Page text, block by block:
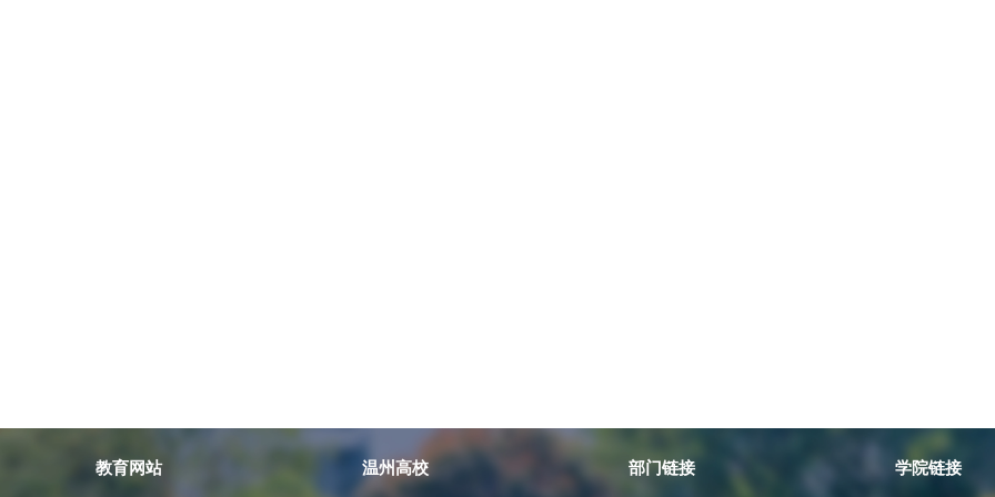
教育网站 温州高校 部门链接 学院链接